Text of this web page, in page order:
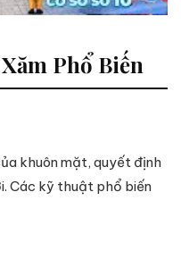
Phổ Biến
khuôn mặt, quyết định
Các kỹ thuật phổ biến